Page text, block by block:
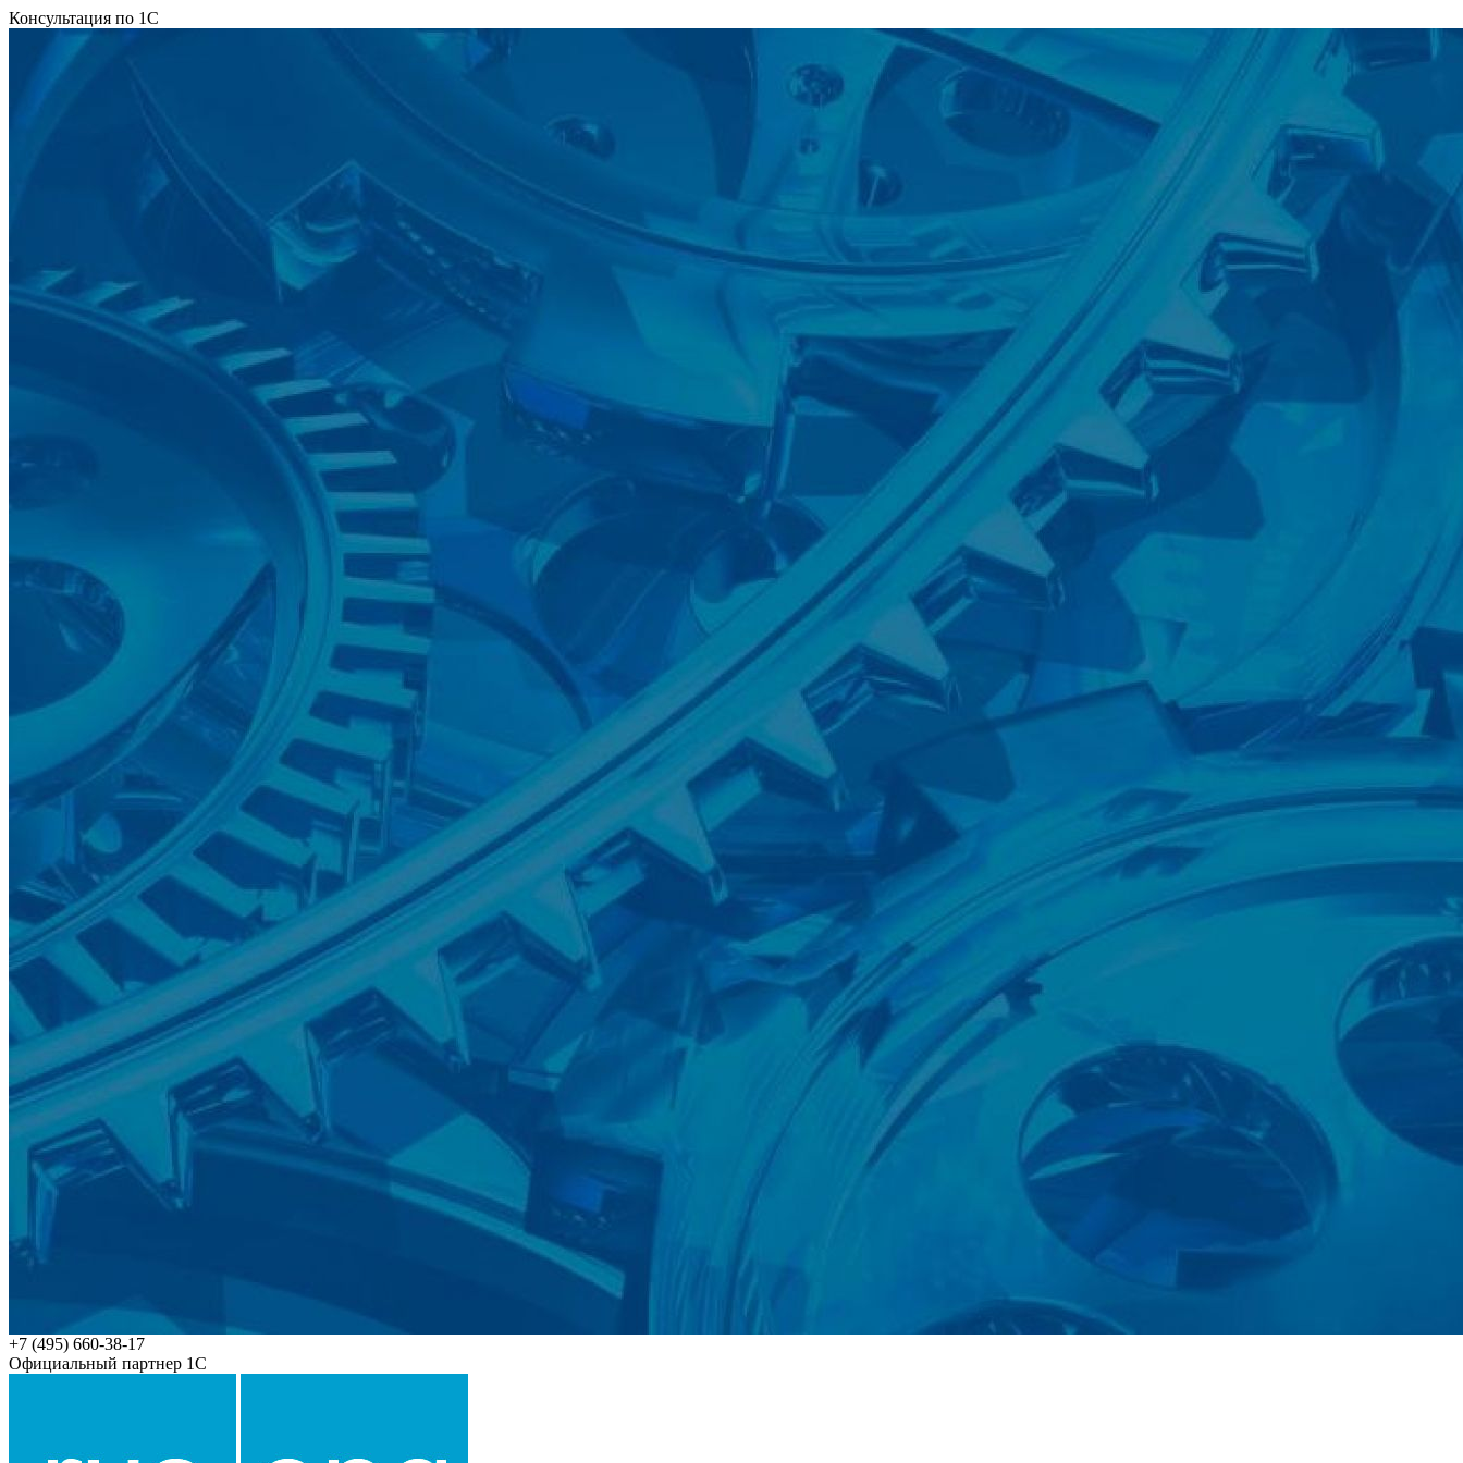
Консультация по 1С
+7 (495) 660-38-17
Официальный партнер 1С